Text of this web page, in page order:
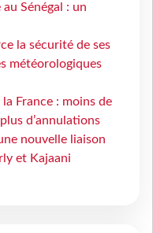
Sénégal : un
la sécurité de ses
météorologiques
France : moins de
d’annulations
nouvelle liaison
et Kajaani